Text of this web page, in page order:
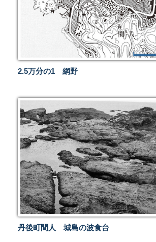
2.5万分の1 網野
丹後町間人 城島の波食台